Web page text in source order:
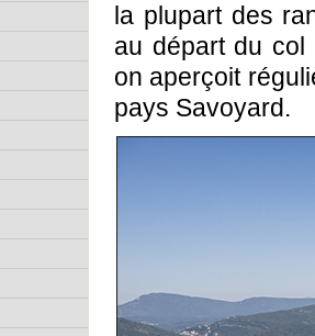
la plupart des
au départ du col
on aperçoit
pays Savoyard.